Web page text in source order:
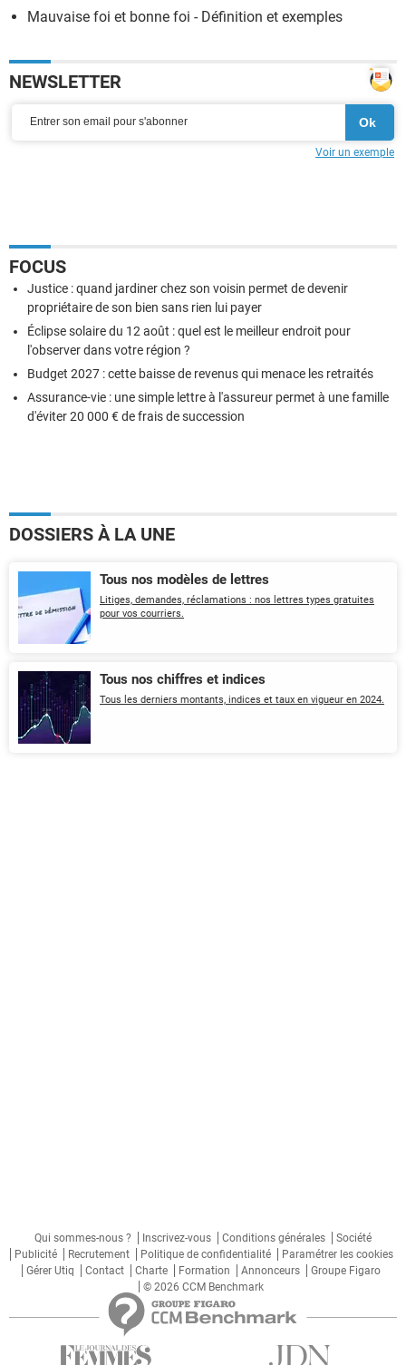
Mauvaise foi et bonne foi - Définition et exemples
NEWSLETTER
Voir un exemple
FOCUS
Justice : quand jardiner chez son voisin permet de devenir
propriétaire de son bien sans rien lui payer
Éclipse solaire du 12 août : quel est le meilleur endroit pour
l'observer dans votre région ?
Budget 2027 : cette baisse de revenus qui menace les retraités
Assurance-vie : une simple lettre à l'assureur permet à une famille
d'éviter 20 000 € de frais de succession
DOSSIERS À LA UNE
Tous nos modèles de lettres
Litiges, demandes, réclamations : nos lettres types gratuites
pour vos courriers.
Tous nos chiffres et indices
Tous les derniers montants, indices et taux en vigueur en 2024.
Qui sommes-nous ? Inscrivez-vous Conditions générales
Société
Publicité
Recrutement Politique de confidentialité
Paramétrer les cookies
Gérer Utiq
Contact Charte Formation Annonceurs
Groupe Figaro
© 2026 CCM Benchmark